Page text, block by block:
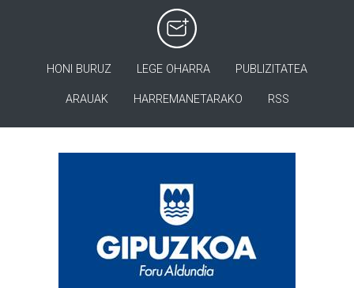
HONI BURUZ LEGE OHARRA PUBLIZITATEA
ARAUAK HARREMANETARAKO RSS